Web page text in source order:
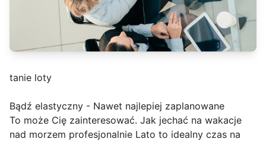
tanie loty
Bądź elastyczny - Nawet najlepiej zaplanowane
To może Cię zainteresować. Jak jechać na wakacje
nad morzem profesjonalnie Lato to idealny czas na